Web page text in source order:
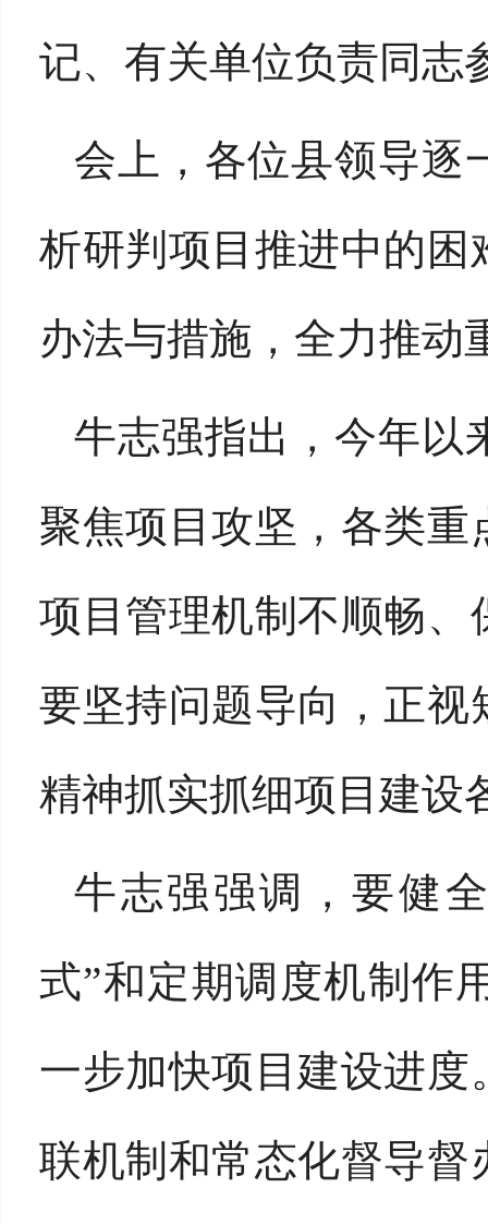
记、有关单位负责同志
会上，各位县领导逐
析研判项目推进中的
办法与措施，全力推动
牛志强指出， 今年以
聚焦项目攻坚，各类
项目管理机制不顺畅
要坚持问题导向，正
精神抓实抓细项目建设
牛志强强调，要健
式”和定期调度机制作
一步加快项目建设进
联机制和常态化督导